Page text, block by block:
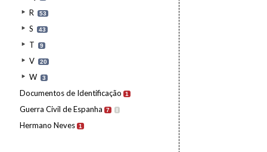
R 53
S 43
T 9
V 20
W 3
Documentos de Identificação 1
Guerra Civil de Espanha 7 I
Hermano Neves 1